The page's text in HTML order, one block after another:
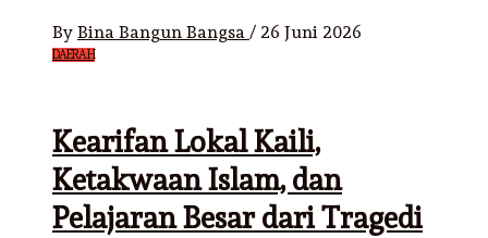
By Bina Bangun Bangsa / 26 Juni 2026
DAERAH
Kearifan Lokal Kaili,
Ketakwaan Islam, dan
Pelajaran Besar dari Tragedi